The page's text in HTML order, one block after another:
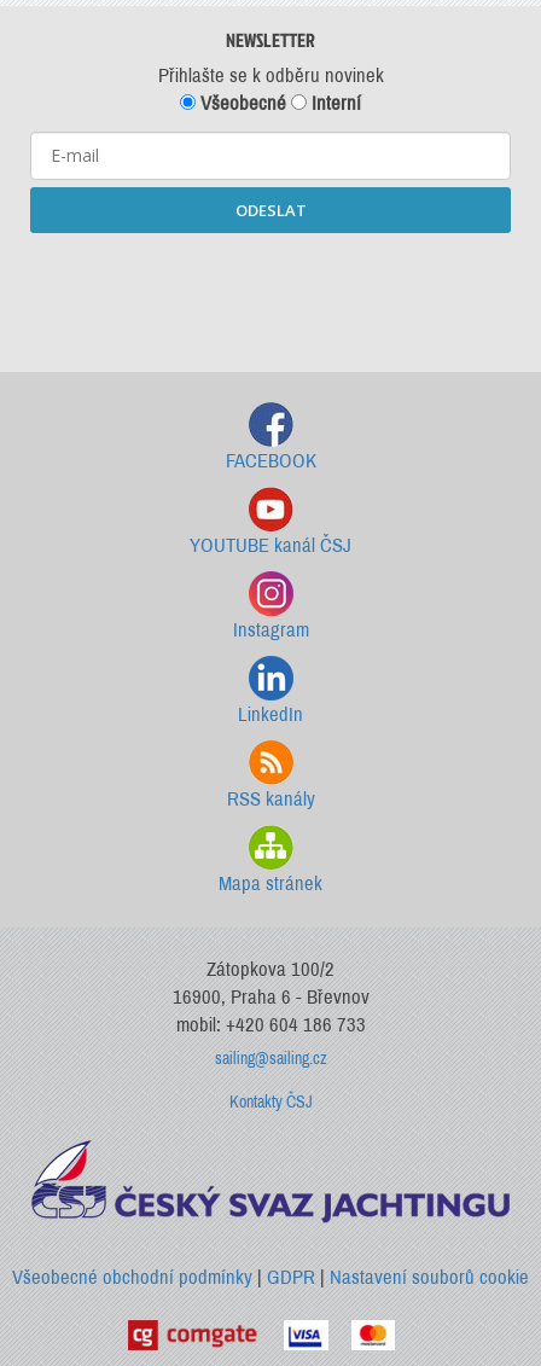
NEWSLETTER
Přihlašte se k odběru novinek
Všeobecné
Interní
ODESLAT
FACEBOOK
YOUTUBE kanál ČSJ
Instagram
LinkedIn
RSS kanály
Mapa stránek
Zátopkova 100/2
16900, Praha 6 - Břevnov
mobil: +420 604 186 733
sailing@sailing.cz
Kontakty ČSJ
Všeobecné obchodní podmínky |GDPR|Nastavení souborů cookie